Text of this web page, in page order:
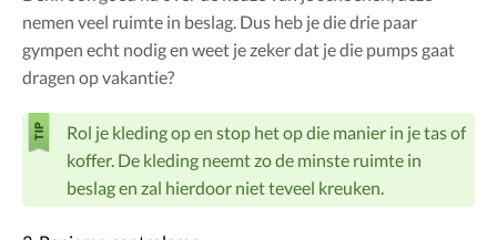
nemen veel ruimte in beslag. Dus heb je die drie paar
gympen echt nodig en weet je zeker dat je die pumps gaat
dragen op vakantie?
Rol je kleding op en stop het op die manier in je tas of
koffer. De kleding neemt zo de minste ruimte in
beslag en zal hierdoor niet teveel kreuken.